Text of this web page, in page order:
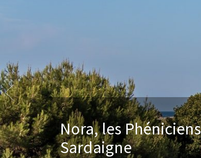
Nora, les
Sardaigne